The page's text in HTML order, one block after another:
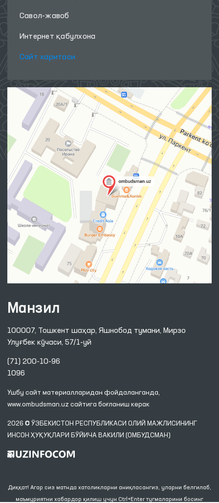
Савол-жавоб
Интернет қабулхона
Сайт харитаси
Манзил
100007, Тошкент шаҳар, Яшнобод тумани, Мирзо
Улуғбек кўчаси, 57/1-уй
(71) 200-10-96
1096
Ушбу сайт материалларидан фойдаланганда,
www.ombudsman.uz сайтига боғланиш керак
2026 © ЎЗБЕКИСТОН РЕСПУБЛИКАСИ ОЛИЙ МАЖЛИСИНИНГ
ИНСОН ҲУҚУҚЛАРИ БЎЙИЧА ВАКИЛИ (ОМБУДСМАН)
Диққат! Агар сиз матнда хатоликларни аниқласангиз, уларни белгилаб,
маъмуриятни хабардор қилиш учун Ctrl+Enter тугмаларини босинг